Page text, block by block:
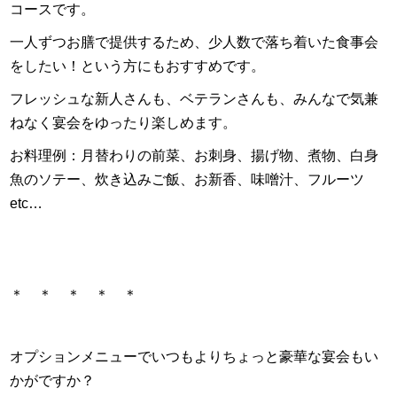
コースです。
一人ずつお膳で提供するため、少人数で落ち着いた食事会
をしたい！という方にもおすすめです。
フレッシュな新人さんも、ベテランさんも、みんなで気兼
ねなく宴会をゆったり楽しめます。
お料理例：月替わりの前菜、お刺身、揚げ物、煮物、白身
魚のソテー、炊き込みご飯、お新香、味噌汁、フルーツ
etc…
＊ ＊ ＊ ＊ ＊
オプションメニューでいつもよりちょっと豪華な宴会もい
かがですか？